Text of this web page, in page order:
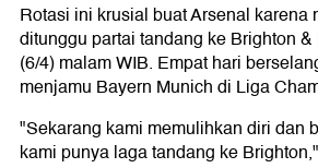
Rotasi ini krusial buat Arsenal karena
ditunggu partai tandang ke Brighton
(6/4) malam WIB. Empat hari
menjamu Bayern Munich di Liga
"Sekarang kami memulihkan diri dan
kami punya laga tandang ke